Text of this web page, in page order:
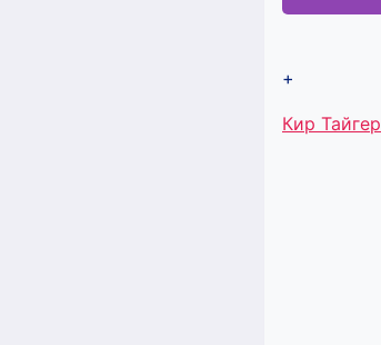
+
Метки
Кир Тайгер